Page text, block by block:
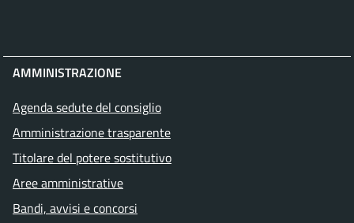
AMMINISTRAZIONE
Agenda sedute del consiglio
Amministrazione trasparente
Titolare del potere sostitutivo
Aree amministrative
Bandi, avvisi e concorsi